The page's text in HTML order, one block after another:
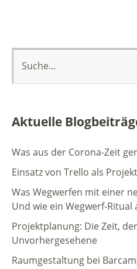
Aktuelle
Was aus der Corona-Zeit
Einsatz von Trello als
Was Wegwerfen mit einer
Und wie ein Wegwerf-Ritual
Projektplanung: Die Zeit,
Unvorhergesehene
Raumgestaltung bei